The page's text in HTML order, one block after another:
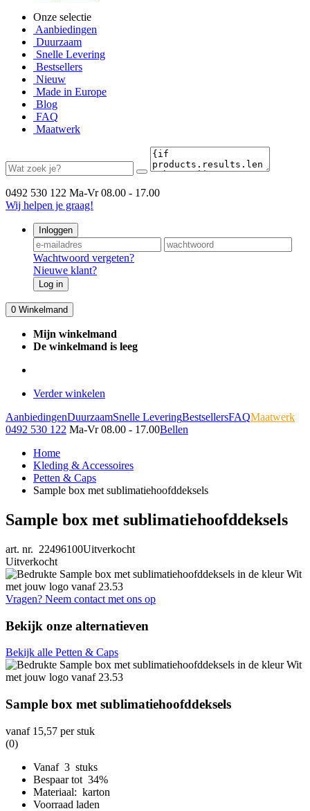
Onze selectie
Aanbiedingen
Duurzaam
Snelle Levering
Bestsellers
Nieuw
Made in Europe
Blog
FAQ
Maatwerk
0492 530 122 Ma-Vr 08.00 - 17.00
Wij helpen je graag!
Inloggen
Wachtwoord vergeten?
Nieuwe klant?
Log in
0 Winkelmand
Mijn winkelmand
De winkelmand is leeg
Verder winkelen
AanbiedingenDuurzaamSnelle LeveringBestsellersFAQMaatwerk
0492 530 122 Ma-Vr 08.00 - 17.00Bellen
Home
Kleding & Accessoires
Petten & Caps
Sample box met sublimatiehoofddeksels
Sample box met sublimatiehoofddeksels
art. nr. 22496100Uitverkocht
Uitverkocht
Vragen? Neem contact met ons op
Bekijk onze alternatieven
Bekijk alle Petten & Caps
Sample box met sublimatiehoofddeksels
vanaf 15,57 per stuk
(0)
Vanaf 3 stuks
Bespaar tot 34%
Materiaal: karton
Voorraad laden